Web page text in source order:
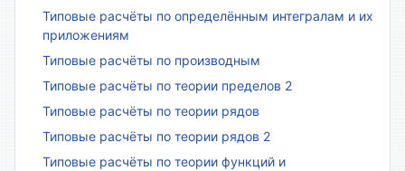
Типовые расчёты по определённым интегралам и их
приложениям
Типовые расчёты по производным
Типовые расчёты по теории пределов 2
Типовые расчёты по теории рядов
Типовые расчёты по теории рядов 2
Типовые расчёты по теории функций и